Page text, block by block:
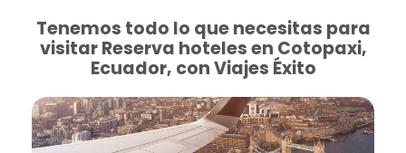
Tenemos todo lo que necesitas para
visitar Reserva hoteles en Cotopaxi,
Ecuador, con Viajes Éxito